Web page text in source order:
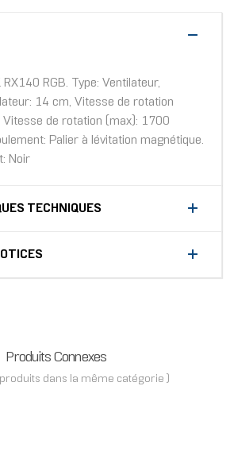
RX140 RGB. Type: Ventilateur,
14 cm, Vitesse de rotation
de rotation (max): 1700
Palier à lévitation magnétique.
Noir
TECHNIQUES
Produits Connexes
produits dans la même catégorie )